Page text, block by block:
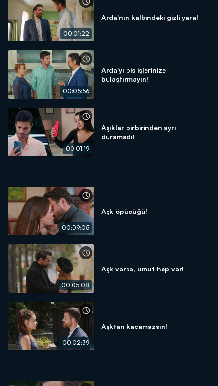
00:01:22
Arda'nın kalbindeki gizli yara!
00:05:56
Arda'yı pis işlerinize
bulaştırmayın!
00:01:19
Aşıklar birbirinden ayrı
duramadı!
00:09:05
Aşk öpücüğü!
00:05:08
Aşk varsa, umut hep var!
00:02:39
Aşktan kaçamazsın!